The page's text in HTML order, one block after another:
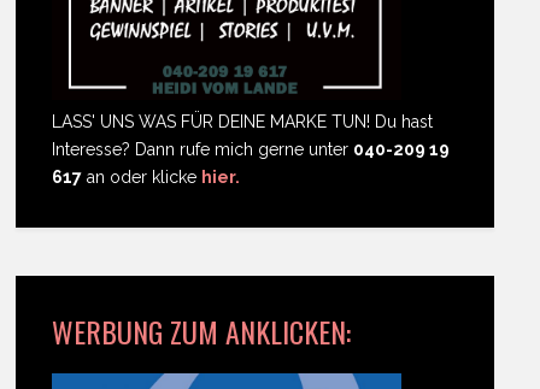
LASS' UNS WAS FÜR DEINE MARKE TUN! Du hast
Interesse? Dann rufe mich gerne unter 040-209 19
617 an oder klicke hier.
WERBUNG ZUM ANKLICKEN: